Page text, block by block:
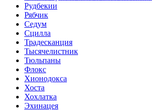
Рудбекии
Рябчик
Седум
Сцилла
Традесканция
Тысячелистник
Тюльпаны
Флокс
Хионодокса
Хоста
Хохлатка
Эхинацея